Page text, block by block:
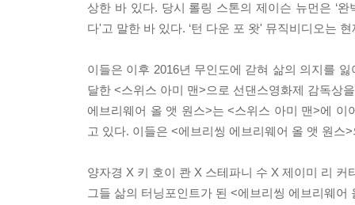
상한 바 있다. 당시 롤링 스톤의 제이슨 뉴먼은 ‘
다'고 말한 바 있다. ‘턴 다운 포 왓' 뮤직비디오는
이들은 이후 2016년 무인도에 갇혀 삶의 의지를
달한 <스위스 아미 맨>으로 선댄스영화제 감독상
에브리웨어 올 앳 원스>는 <스위스 아미 맨>에
고 있다. 이들은 <에브리씽 에브리웨어 올 앳 원스
양자경 X 키 호이 콴 X 스테파니 수 X 제이미 리 커
그들 삶의 터닝포인트가 된 <에브리씽 에브리웨어